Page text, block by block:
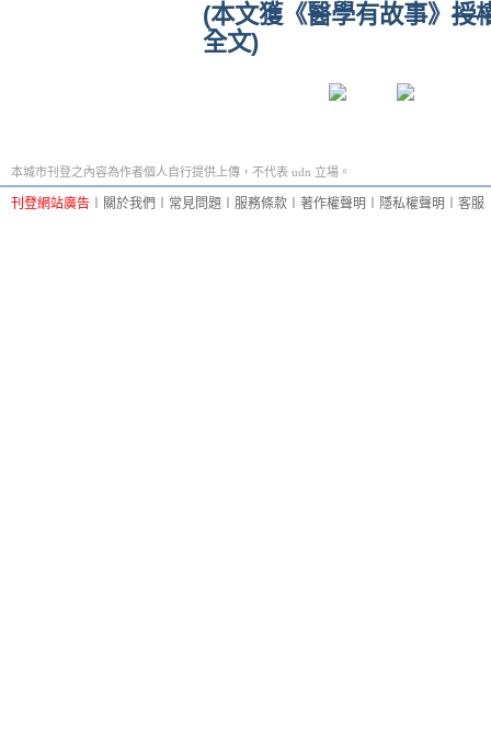
(本文獲《醫學有故事》 授
全文)
本城市刊登之內容為作者個人自行提供上傳，不代表 udn 立場。
刊登網站廣告 關於我們 常見問題 服務條款 著作權聲明 隱私權聲明 客服